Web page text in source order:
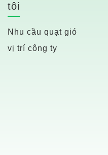
tôi
Nhu cầu quạt gió
vị trí công ty